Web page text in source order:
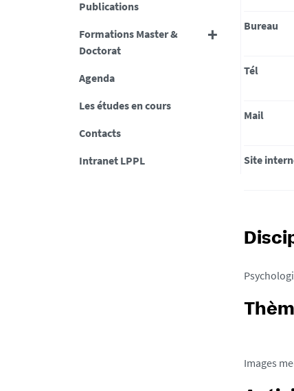
Publications
Formations Master &
Doctorat
Agenda
Les études en cours
Contacts
Intranet LPPL
Bureau
Tél
Mail
Site
Images